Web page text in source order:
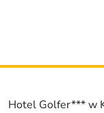
Hotel Golfer*** w